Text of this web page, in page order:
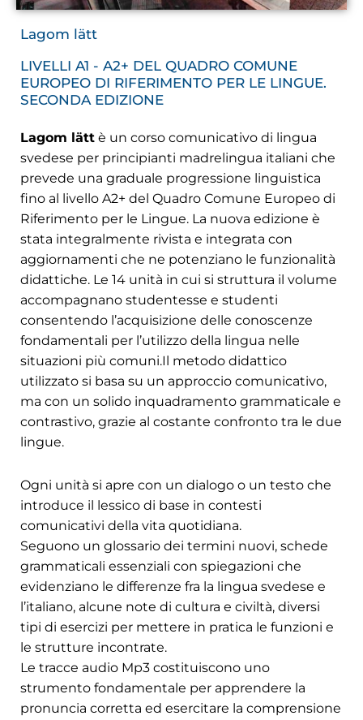
Lagom lätt
LIVELLI A1 - A2+ DEL QUADRO COMUNE
EUROPEO DI RIFERIMENTO PER LE LINGUE.
SECONDA EDIZIONE
Lagom lätt è un corso comunicativo di lingua
svedese per principianti madrelingua italiani che
prevede una graduale progressione linguistica
fino al livello A2+ del Quadro Comune Europeo di
Riferimento per le Lingue. La nuova edizione è
stata integralmente rivista e integrata con
aggiornamenti che ne potenziano le funzionalità
didattiche. Le 14 unità in cui si struttura il volume
accompagnano studentesse e studenti
consentendo l’acquisizione delle conoscenze
fondamentali per l’utilizzo della lingua nelle
situazioni più comuni.Il metodo didattico
utilizzato si basa su un approccio comunicativo,
ma con un solido inquadramento grammaticale e
contrastivo, grazie al costante confronto tra le due
lingue.
Ogni unità si apre con un dialogo o un testo che
introduce il lessico di base in contesti
comunicativi della vita quotidiana.
Seguono un glossario dei termini nuovi, schede
grammaticali essenziali con spiegazioni che
evidenziano le differenze fra la lingua svedese e
l’italiano, alcune note di cultura e civiltà, diversi
tipi di esercizi per mettere in pratica le funzioni e
le strutture incontrate.
Le tracce audio Mp3 costituiscono uno
strumento fondamentale per apprendere la
pronuncia corretta ed esercitare la comprensione